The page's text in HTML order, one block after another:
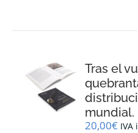
Tras el
mundial.
20,00€ IVA